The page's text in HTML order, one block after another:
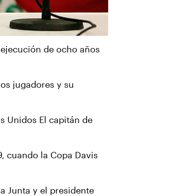
de ocho años
jugadores y su
Unidos El capitán de
cuando la Copa Davis
Junta y el presidente